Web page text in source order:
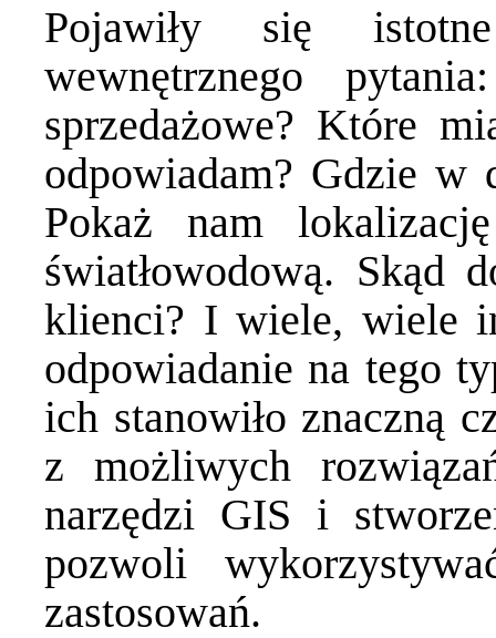
Pojawiły się
wewnętrznego
sprzedażowe? Które
odpowiadam? Gdzie w
Pokaż nam
światłowodową. Skąd
klienci? I wiele, wiele
odpowiadanie na tego
ich stanowiło znaczną
z możliwych
narzędzi GIS i
pozwoli
zastosowań.